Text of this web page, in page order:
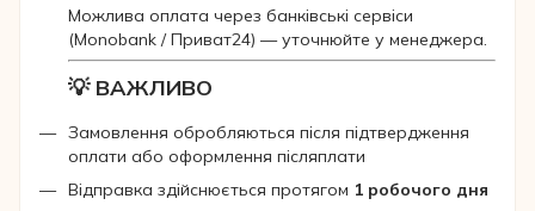
Можлива оплата через банківські сервіси
(Monobank / Приват24) — уточнюйте у менеджера.
💡 ВАЖЛИВО
Замовлення обробляються після підтвердження
оплати або оформлення післяплати
Відправка здійснюється протягом 1 робочого дня